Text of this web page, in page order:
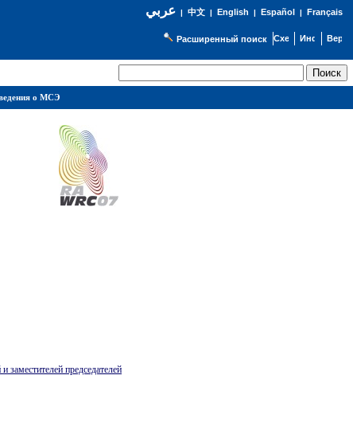
عربي| 中文| English | Español | Français
Расширенный поиск
заместителей председателей
о МСЭ